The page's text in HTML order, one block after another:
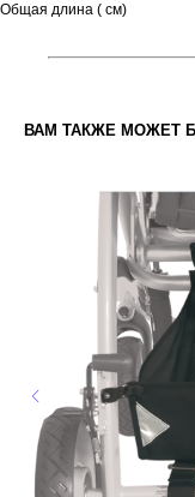
Общая длина ( см)
ВАМ ТАКЖЕ МОЖЕТ